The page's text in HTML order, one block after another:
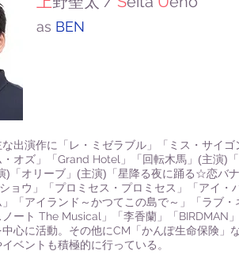
as BEN
出演作に「レ・ミゼラブル」「ミス・サイゴ
オズ」「 Grand Hotel 」「回転木馬」(主演)
)「オリーブ」(主演)「星降る夜に踊る☆恋バ
ョウ」「プロミセス・プロミセス」「アイ・
「アイランド～かつてこの島で～」「ラブ・
ート The Musical 」「李香蘭」「 BIRDMAN
心に活動。その他にCM 「かんぽ生命保険」
ベントも積極的に行っている。